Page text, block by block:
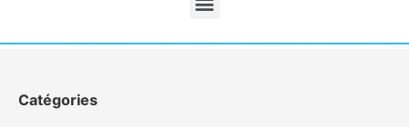
Catégories